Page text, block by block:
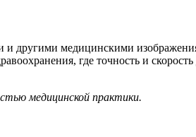
и другими медицинскими
где точность и
медицинской практики.